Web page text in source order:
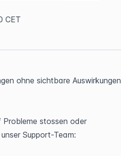
CET
ohne sichtbare Auswirkungen
Probleme stossen oder
Support-Team: